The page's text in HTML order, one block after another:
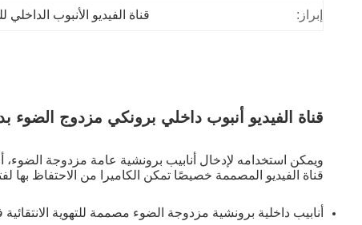
إبراز: قناة الفيديو الأنبوب
قناة الفيديو أنبوب داخلي برونكي مزدوج الضوء
ويمكن استخدامه لإدخال أنابيب برونشية عامة مزدوجة الضوء،
قناة الفيديو المصممة خصيصًا تمكن الكاميرا من الاحتفاظ
أنابيب داخلية برونشية مزدوجة الضوء مصممة للتهوية